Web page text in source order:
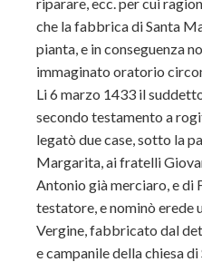
che la fabbrica di Santa
pianta, e in conseguenza
immaginato oratorio
Li 6 marzo 1433 il
secondo testamento a
legatò due case, sotto la
Margarita, ai fratelli
Antonio già merciaro, e di
testatore, e nominò erede
Vergine, fabbricato dal
e campanile della chiesa